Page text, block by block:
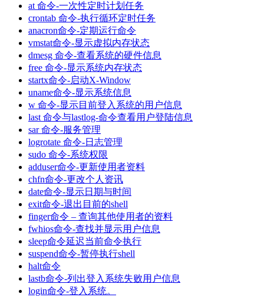
at 命令-一次性定时计划任务
crontab 命令-执行循环定时任务
anacron命令-定期运行命令
vmstat命令-显示虚拟内存状态
dmesg 命令-查看系统的硬件信息
free 命令-显示系统内存状态
startx命令-启动X-Window
uname命令-显示系统信息
w 命令-显示目前登入系统的用户信息
last 命令与lastlog-命令查看用户登陆信息
sar 命令-服务管理
logrotate 命令-日志管理
sudo 命令-系统权限
adduser命令-更新使用者资料
chfn命令-更改个人资讯
date命令-显示日期与时间
exit命令-退出目前的shell
finger命令 – 查询其他使用者的资料
fwhios命令-查找并显示用户信息
sleep命令延迟当前命令执行
suspend命令-暂停执行shell
halt命令
lastb命令-列出登入系统失败用户信息
login命令-登入系统。